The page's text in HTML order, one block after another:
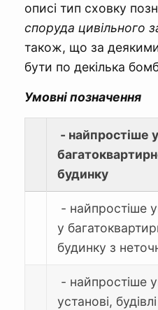
описі тип сховку
споруда цивільного
також, що за
бути по декілька
Умовні позначення
- найпростіше
будинку
- найпростіше
у
будинку з
- найпростіше
установі,